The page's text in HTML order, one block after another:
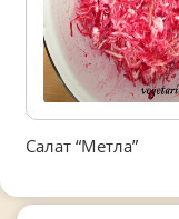
Салат “Метла”